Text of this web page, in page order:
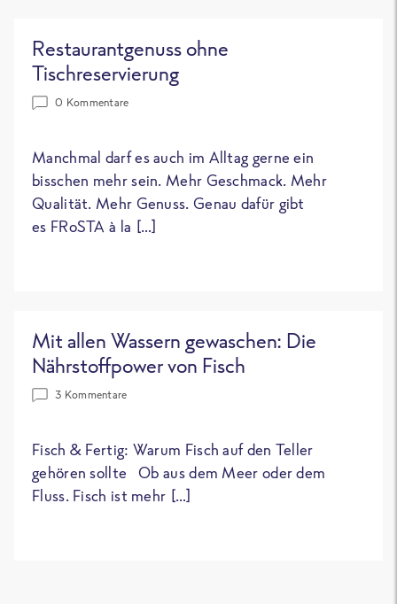
Restaurantgenuss ohne
Tischreservierung
0 Kommentare
Manchmal darf es auch im Alltag gerne ein
bisschen mehr sein. Mehr Geschmack. Mehr
Qualität. Mehr Genuss. Genau dafür gibt
es FRoSTA à la […]
Mit allen Wassern gewaschen: Die
Nährstoffpower von Fisch
3 Kommentare
Fisch & Fertig: Warum Fisch auf den Teller
gehören sollte Ob aus dem Meer oder dem
Fluss. Fisch ist mehr […]